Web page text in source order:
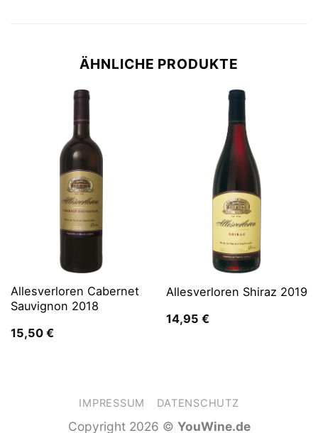
ÄHNLICHE PRODUKTE
Allesverloren Cabernet
Sauvignon 2018
15,50 €
Allesverloren Shiraz 2019
14,95 €
IMPRESSUM DATENSCHUTZ
Copyright 2026 © YouWine.de